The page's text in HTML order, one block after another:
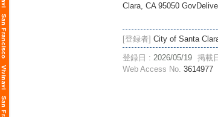
Clara, CA 95050
[登録者] City of Santa
登録日 : 2026/05/19 掲載
Web Access No. 3614977